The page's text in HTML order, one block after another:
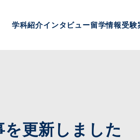
学科紹介インタビュー留学情報受験
更新しました